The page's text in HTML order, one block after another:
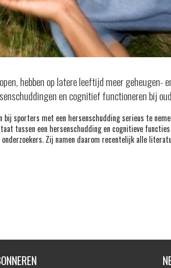
hebben op latere leeftijd meer
en cognitief functioneren bij
sporters met een hersenschudding serieus te
tussen een hersenschudding en cognitieve
Zij namen daarom recentelijk alle